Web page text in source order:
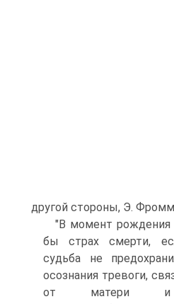
другой стороны, Э.
"В момент рождения
бы страх смерти,
судьба не
осознания тревоги,
от матери и